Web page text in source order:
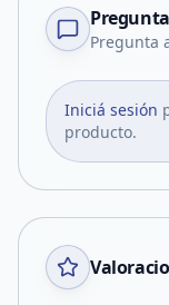
Pregunta
Iniciá sesión
producto.